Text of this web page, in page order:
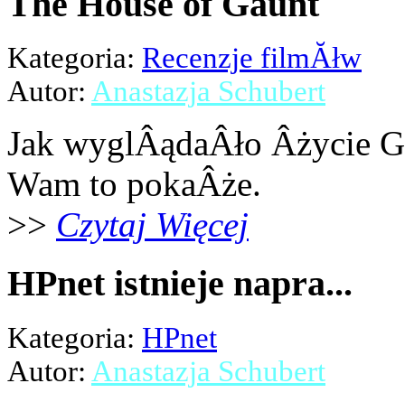
Kategoria: Recenzje filmĂłw
Autor: Anastazja Schubert
Jak wyglÂądaÂło Âżycie
Wam to pokaÂże.
>> Czytaj Więcej
HPnet istnieje napra...
Kategoria: HPnet
Autor: Anastazja Schubert